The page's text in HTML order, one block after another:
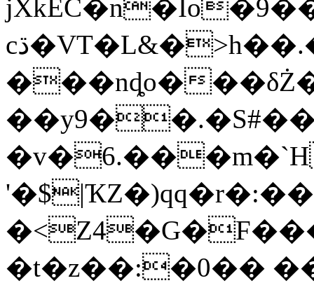
cڌ�VT�L&�>h��.�a�}
���nȡo�
�t�z��:�0��